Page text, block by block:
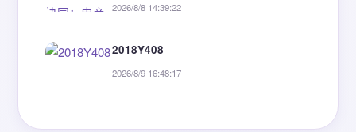
2026/8/8 14:39:22
2018Y408
2026/8/9 16:48:17